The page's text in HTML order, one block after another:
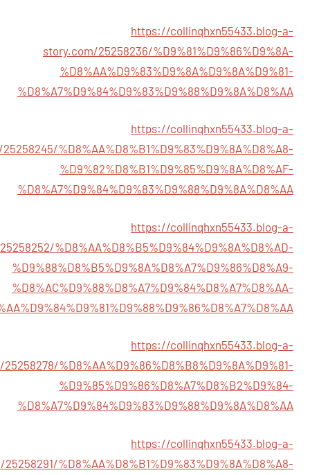
https://collinqhxn55433.blog-a-
story.com/25258236/%D9%81%D9%86%D9%8A-
%D8%AA%D9%83%D9%8A%D9%8A%D9%81-
%D8%A7%D9%84%D9%83%D9%88%D9%8A%D8%AA
https://collinqhxn55433.blog-a-
%D8%AA%D8%B1%D9%83%D9%8A%D8%A8-
%D9%82%D8%B1%D9%85%D9%8A%D8%AF-
%D8%A7%D9%84%D9%83%D9%88%D9%8A%D8%AA
https://collinqhxn55433.blog-a-
%D8%AA%D8%B5%D9%84%D9%8A%D8%AD-
%D9%88%D8%B5%D9%8A%D8%A7%D9%86%D8%A9-
%D8%AC%D9%88%D8%A7%D9%84%D8%A7%D8%AA-
https://collinqhxn55433.blog-a-
%D8%AA%D9%86%D8%B8%D9%8A%D9%81-
%D9%85%D9%86%D8%A7%D8%B2%D9%84-
%D8%A7%D9%84%D9%83%D9%88%D9%8A%D8%AA
https://collinqhxn55433.blog-a-
%D8%AA%D8%B1%D9%83%D9%8A%D8%A8-